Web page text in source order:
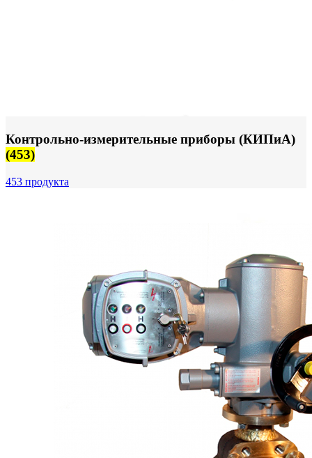
Контрольно-измерительные приборы (КИПиА)
(453)
453 продукта